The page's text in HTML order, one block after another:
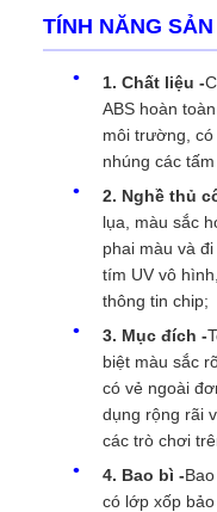
TÍNH NĂNG
1. Chất liệu -
ABS hoàn
môi trường,
nhúng các
2. Nghề thủ
lụa, màu sắc
phai màu và
tím UV vô
thông tin chip;
3. Mục đích -
biệt màu sắc
có vẻ ngoài
dụng rộng rãi
các trò chơi
4. Bao bì -
có lớp xốp